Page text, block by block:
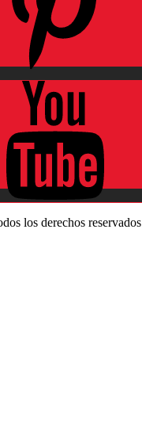
los derechos reservados